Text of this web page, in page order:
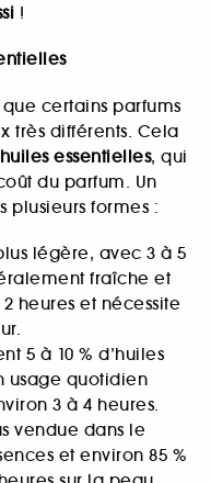
!
certains parfums
très différents. Cela
essentielles, qui
du parfum. Un
plusieurs formes :
légère, avec 3 à 5
fraîche et
heures et nécessite
5 à 10 % d’huiles
usage quotidien
3 à 4 heures.
vendue dans le
et environ 85 %